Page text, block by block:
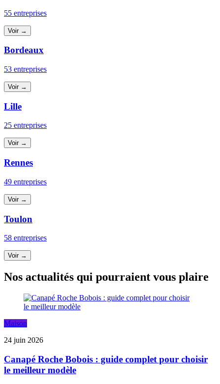
55 entreprises
Voir →
Bordeaux
53 entreprises
Voir →
Lille
25 entreprises
Voir →
Rennes
49 entreprises
Voir →
Toulon
58 entreprises
Voir →
Nos actualités qui pourraient vous plaire
Maison
24 juin 2026
Canapé Roche Bobois : guide complet pour choisir
le meilleur modèle